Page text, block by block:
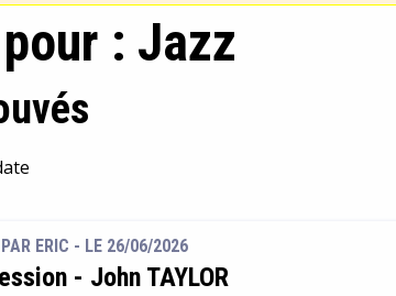
: Jazz
ERIC - LE 26/06/2026
- John TAYLOR